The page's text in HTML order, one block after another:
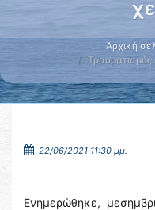
Αρχική
22/06/2021 11:30 μμ.
Ενημερώθηκε,